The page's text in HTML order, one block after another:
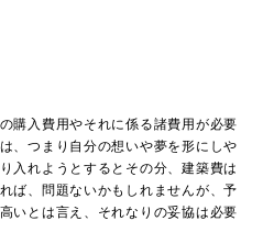
購入費用やそれに係る諸費用が必要
、つまり自分の想いや夢を形にしや
入れようとするとその分、建築費は
ば、問題ないかもしれませんが、予
いとは言え、それなりの妥協は必要